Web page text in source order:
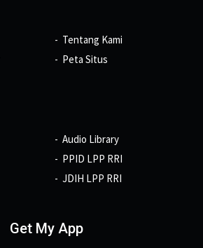
Tentang Kami
Peta Situs
Audio Library
PPID LPP RRI
JDIH LPP RRI
Get My App